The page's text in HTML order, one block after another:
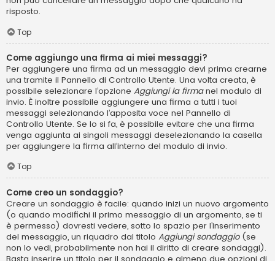
risposto.
Top
Come aggiungo una firma ai miei messaggi?
Per aggiungere una firma ad un messaggio devi prima crearne
una tramite il Pannello di Controllo Utente. Una volta creata, è
possibile selezionare l’opzione Aggiungi la firmanel modulo di
invio. È inoltre possibile aggiungere una firma a tutti i tuoi
messaggi selezionando l’apposita voce nel Pannello di
Controllo Utente. Se lo si fa, è possibile evitare che una firma
venga aggiunta ai singoli messaggi deselezionando la casella
per aggiungere la firma all’interno del modulo di invio.
Top
Come creo un sondaggio?
Creare un sondaggio è facile: quando inizi un nuovo argomento
(o quando modifichi il primo messaggio di un argomento, se ti
è permesso) dovresti vedere, sotto lo spazio per l’inserimento
del messaggio, un riquadro dal titolo Aggiungi sondaggio(se
non lo vedi, probabilmente non hai il diritto di creare sondaggi).
Basta inserire un titolo per il sondaggio e almeno due opzioni di